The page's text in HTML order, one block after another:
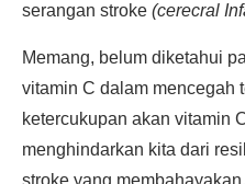
serangan stroke (cerecral
Memang, belum diketahui
vitamin C dalam mencegah
ketercukupan akan vitamin
menghindarkan kita dari
stroke yang